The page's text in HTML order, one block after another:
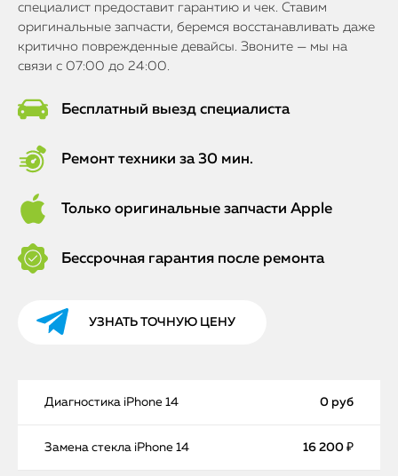
специалист предоставит гарантию и чек. Ставим
оригинальные запчасти, беремся восстанавливать даже
критично поврежденные девайсы. Звоните — мы на
связи с 07:00 до 24:00.
Бесплатный выезд специалиста
Ремонт техники за 30 мин.
Только оригинальные запчасти Apple
Бессрочная гарантия после ремонта
УЗНАТЬ ТОЧНУЮ ЦЕНУ
Диагностика iPhone 14 0 руб
Замена стекла iPhone 14 16 200 ₽